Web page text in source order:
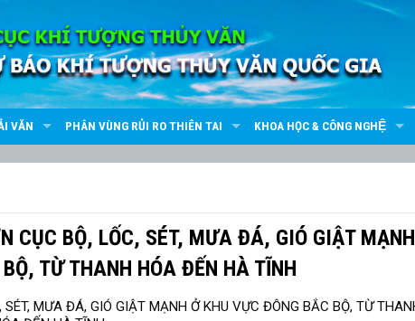
VĂN PHÂN VÙNG RỦI RO THIÊN TAI KHOA HỌC & CÔNG NGHỆ
CỤC BỘ, LỐC, SÉT, MƯA ĐÁ, GIÓ GIẬT MẠNH
TỪ THANH HÓA ĐẾN HÀ TĨNH